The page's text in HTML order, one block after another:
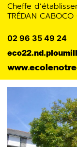
Cheffe
TRÉDAN
02 96 35 49 24